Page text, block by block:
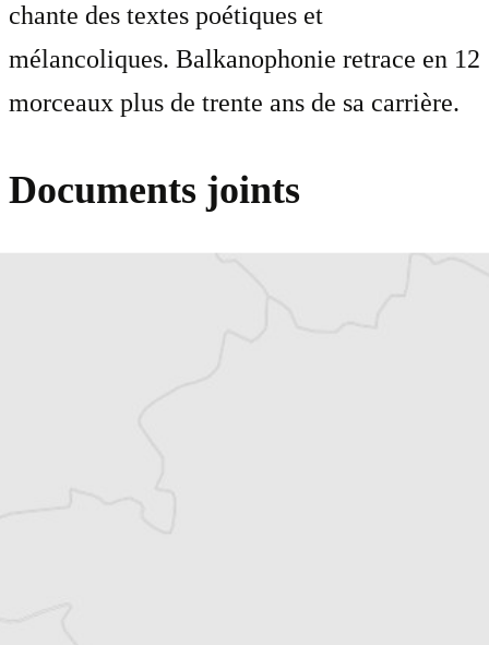
chante des textes poétiques et
mélancoliques. Balkanophonie retrace en 12
morceaux plus de trente ans de sa carrière.
Documents joints